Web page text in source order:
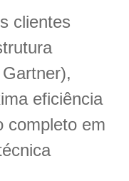
clientes
eficiência
completo em